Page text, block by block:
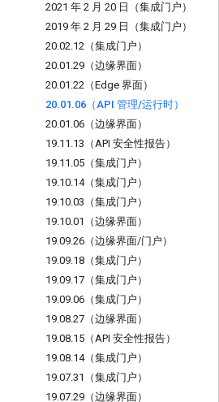
2021 年 2 月 20 日（集成门户）
2019 年 2 月 29 日（集成门户）
20.02.12（集成门户）
20.01 .29（边缘界面）
20.01 .22（Edge 界面）
20.01.06（API 管理/运行时）
20.01 .06（边缘界面）
19.11 .13（API 安全性报告）
19.11 .05（集成门户）
19.10.14（集成门户）
19.10.03（集成门户）
19.10.01（边缘界面）
19.09.26（边缘界面/门户）
19.09.18（集成门户）
19.09.17（集成门户）
19.09.06（集成门户）
19.08.27（边缘界面）
19.08.15（API 安全性报告）
19.08.14（集成门户）
19.07.31（集成门户）
19.07.29（边缘界面）